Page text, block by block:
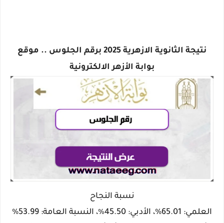
نتيجة الثانوية الازهرية 2025 برقم الجلوس .. موقع
بوابة الأزهر الالكترونية
نسبة النجاح
العلمي: 65.01%، الأدبي: 45.50٪؜، النسبة العامة: 53.99%